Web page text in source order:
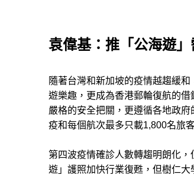
袁偉基：推「公海遊
隨著台灣和新加坡的疫情越趨緩
遊樂趣，更成為香港郵輪復航的
嚴格的安全把關，更遵循各地政
疫和每個航次最多只載1,800名旅
第四波疫情確診人數轉趨明朗化
遊」護照加快行業復甦，但樹仁